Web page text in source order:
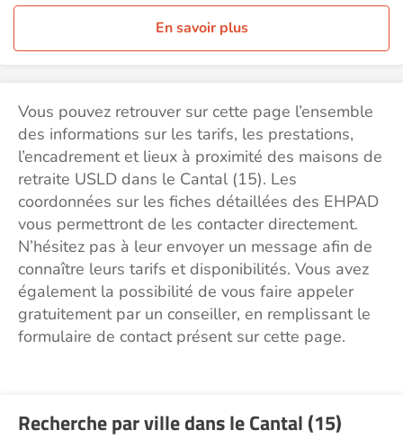
En savoir plus
Vous pouvez retrouver sur cette page l’ensemble
des informations sur les tarifs, les prestations,
l’encadrement et lieux à proximité des maisons de
retraite USLD dans le Cantal (15). Les
coordonnées sur les fiches détaillées des EHPAD
vous permettront de les contacter directement.
N’hésitez pas à leur envoyer un message afin de
connaître leurs tarifs et disponibilités. Vous avez
également la possibilité de vous faire appeler
gratuitement par un conseiller, en remplissant le
formulaire de contact présent sur cette page.
Recherche par ville dans le Cantal (15)